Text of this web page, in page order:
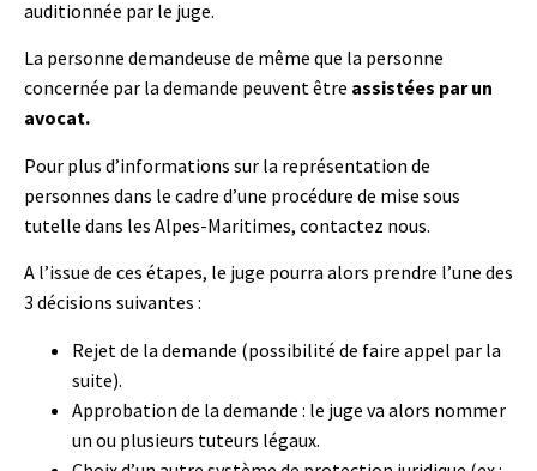
auditionnée par le juge.
La personne demandeuse de même que la personne
concernée par la demande peuvent être assistées par un
avocat.
Pour plus d’informations sur la représentation de
personnes dans le cadre d’une procédure de mise sous
tutelle dans les Alpes-Maritimes, contactez nous.
A l’issue de ces étapes, le juge pourra alors prendre l’une des
3 décisions suivantes :
Rejet de la demande (possibilité de faire appel par la
suite).
Approbation de la demande : le juge va alors nommer
un ou plusieurs tuteurs légaux.